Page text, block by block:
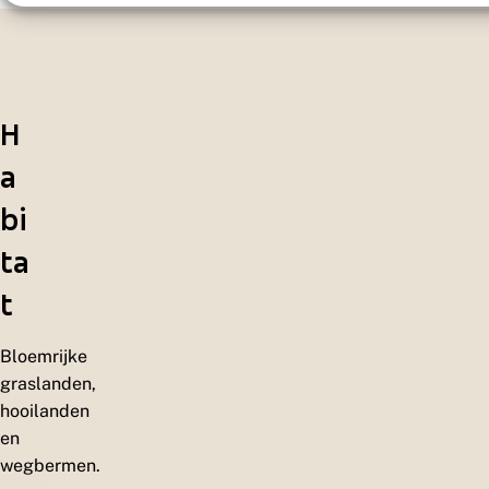
H
a
bi
ta
t
Bloemrijke
graslanden,
hooilanden
en
wegbermen.